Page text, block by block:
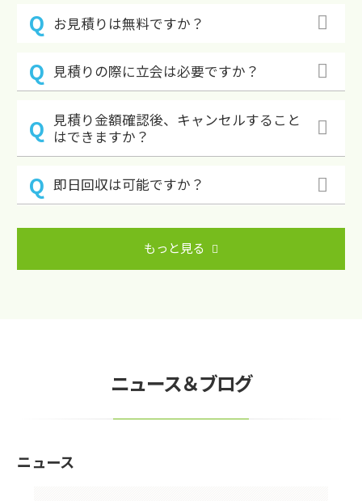
お見積りは無料ですか？
見積りの際に立会は必要ですか？
見積り金額確認後、キャンセルすること
はできますか？
即日回収は可能ですか？
もっと見る
ニュース＆ブログ
ニュース